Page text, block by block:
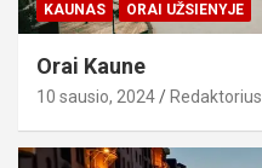
KAUNAS ORAI UŽSIENYJE
Orai Kaune
10 sausio, 2024 Redaktorius